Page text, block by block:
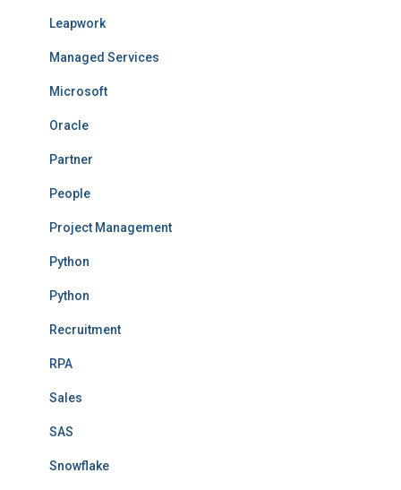
Leapwork
Managed Services
Microsoft
Oracle
Partner
People
Project Management
Python
Python
Recruitment
RPA
Sales
SAS
Snowflake